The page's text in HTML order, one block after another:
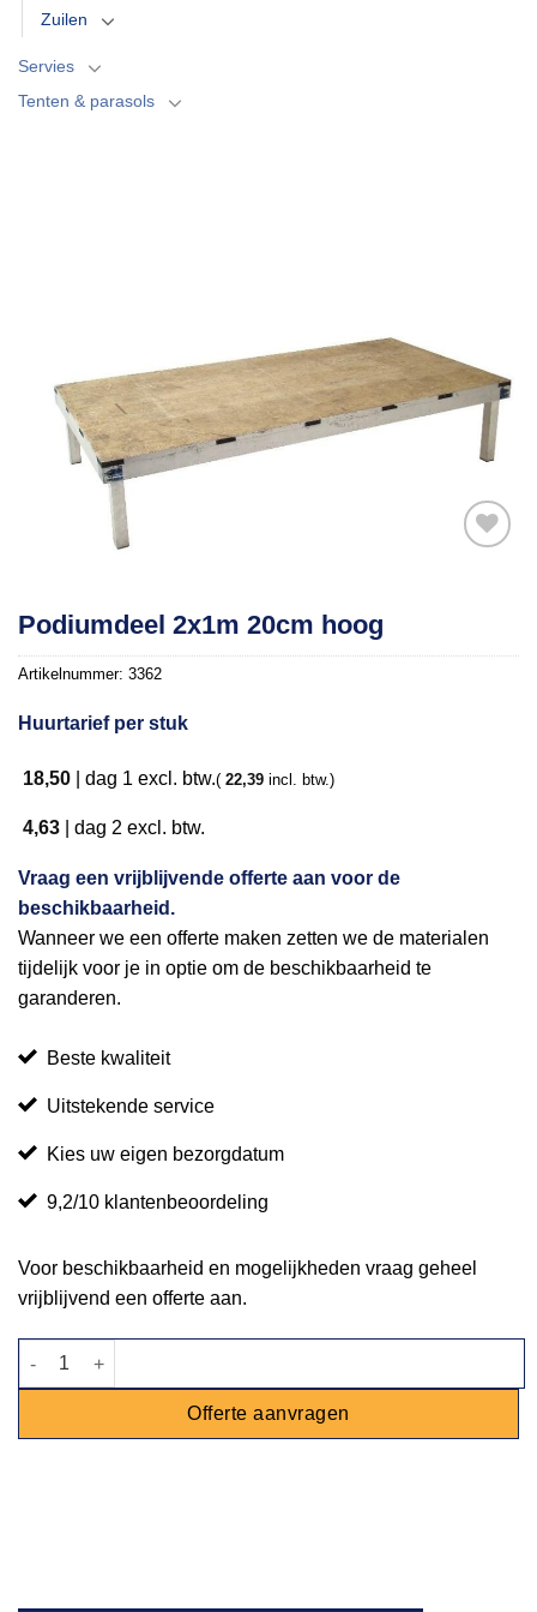
Zuilen
Servies
Tenten & parasols
verlanglijst
Podiumdeel 2x1m 20cm hoog
Artikelnummer: 3362
Huurtarief per stuk
18,50 dag 1 excl. btw.( 22,39 incl. btw.)
4,63 dag 2 excl. btw.
Vraag een vrijblijvende offerte aan voor de
beschikbaarheid.
Wanneer we een offerte maken zetten we de materialen
tijdelijk voor je in optie om de beschikbaarheid te
garanderen.
Beste kwaliteit
Uitstekende service
Kies uw eigen bezorgdatum
9,2/10 klantenbeoordeling
Voor beschikbaarheid en mogelijkheden vraag geheel
vrijblijvend een offerte aan.
Podiumdeel 2x1m 20cm hoog aantal
Offerte aanvragen